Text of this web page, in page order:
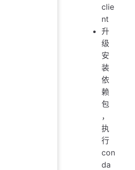
clie
nt
升
级
安
装
依
赖
包
，
执
行
con
da